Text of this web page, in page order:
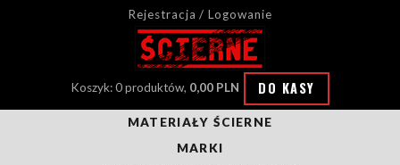
Rejestracja / Logowanie
Koszyk: 0 produktów, 0,00 PLN DO KASY
MATERIAŁY ŚCIERNE
MARKI